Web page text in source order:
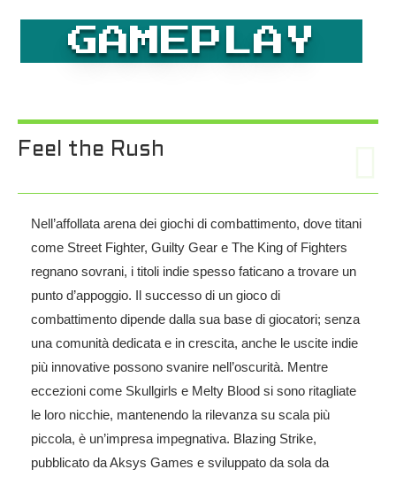
GAMEPLAY
Feel the Rush
Nell’affollata arena dei giochi di combattimento, dove titani
come Street Fighter, Guilty Gear e The King of Fighters
regnano sovrani, i titoli indie spesso faticano a trovare un
punto d’appoggio. Il successo di un gioco di
combattimento dipende dalla sua base di giocatori; senza
una comunità dedicata e in crescita, anche le uscite indie
più innovative possono svanire nell’oscurità. Mentre
eccezioni come Skullgirls e Melty Blood si sono ritagliate
le loro nicchie, mantenendo la rilevanza su scala più
piccola, è un’impresa impegnativa. Blazing Strike,
pubblicato da Aksys Games e sviluppato da sola da